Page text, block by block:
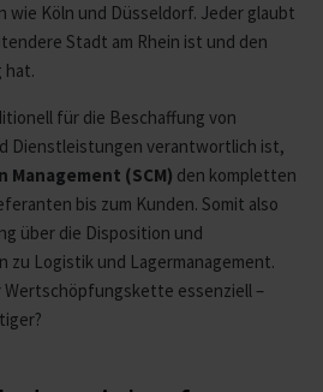
wie Köln und Düsseldorf. Jeder glaubt
Stadt am Rhein ist und den
hat.
für die Beschaffung von
Dienstleistungen verantwortlich ist,
Management (SCM) den kompletten
bis zum Kunden. Somit also
über die Disposition und
zu Logistik und Lagermanagement.
Wertschöpfungskette essenziell –